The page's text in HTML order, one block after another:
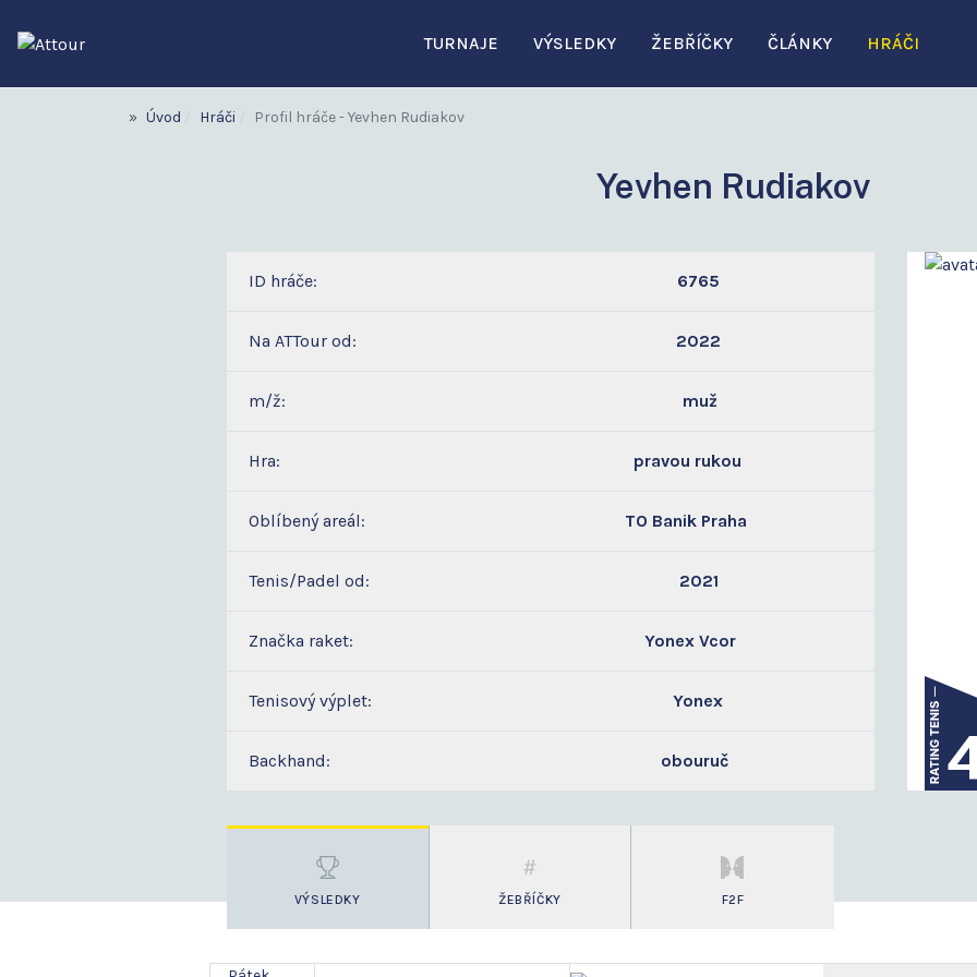
TURNAJE VÝSLEDKY ŽEBŘÍČKY ČLÁNKY HRÁČI
Úvod Hráči Profil hráče - Yevhen Rudiakov
Yevhen Rudiakov
ID hráče: 6765
Na ATTour od: 2022
m/ž: muž
Hra: pravou rukou
Oblíbený areál: TO Banik Praha
Tenis/Padel od: 2021
Značka raket: Yonex Vcor
Tenisový výplet: Yonex
Backhand: obouruč
VÝSLEDKY ŽEBŘÍČKY F2F